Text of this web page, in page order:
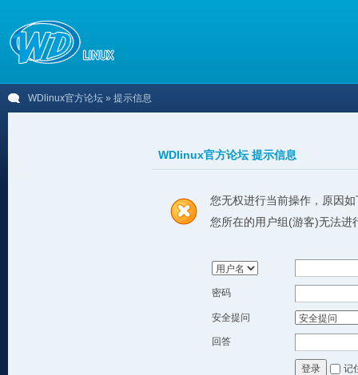
WDlinux官方论坛 » 提示信息
WDlinux官方论坛 提示信息
您无权进行当前操作，原因如
您所在的用户组(游客)无法进
密码
安全提问
回答
登录 记